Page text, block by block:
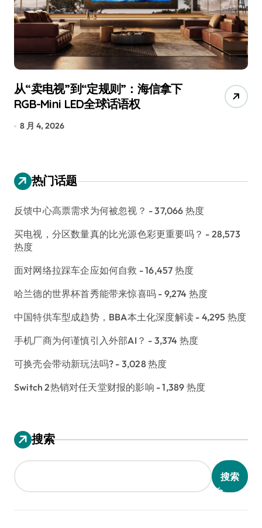
从“卖电视”到“定规则”：海信拿下
RGB-Mini LED全球话语权
8 月 4, 2026
热门话题
反馈中心高票需求为何被忽视？ - 37,066 热度
买电视，分区数量真的比光源色彩更重要吗？ - 28,573
热度
面对网络拉踩车企应如何自救 - 16,457 热度
哈兰德的世界杯首秀能带来惊喜吗 - 9,274 热度
中国特供车型成趋势，BBA本土化深度解读 - 4,295 热度
手机厂商为何谨慎引入外部AI？ - 3,374 热度
可换壳会带动新玩法吗? - 3,028 热度
Switch 2热销对任天堂财报的影响 - 1,389 热度
搜索
搜索